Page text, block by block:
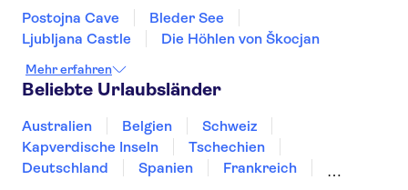
Postojna Cave
Bleder See
Ljubljana Castle
Die Höhlen von Škocjan
Mehr erfahren
Beliebte Urlaubsländer
Australien Belgien
Schweiz
Kapverdische Inseln
Tschechien
Deutschland
Spanien
Frankreich